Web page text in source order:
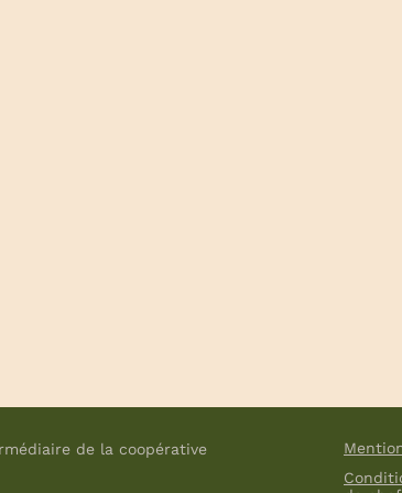
de la coopérative